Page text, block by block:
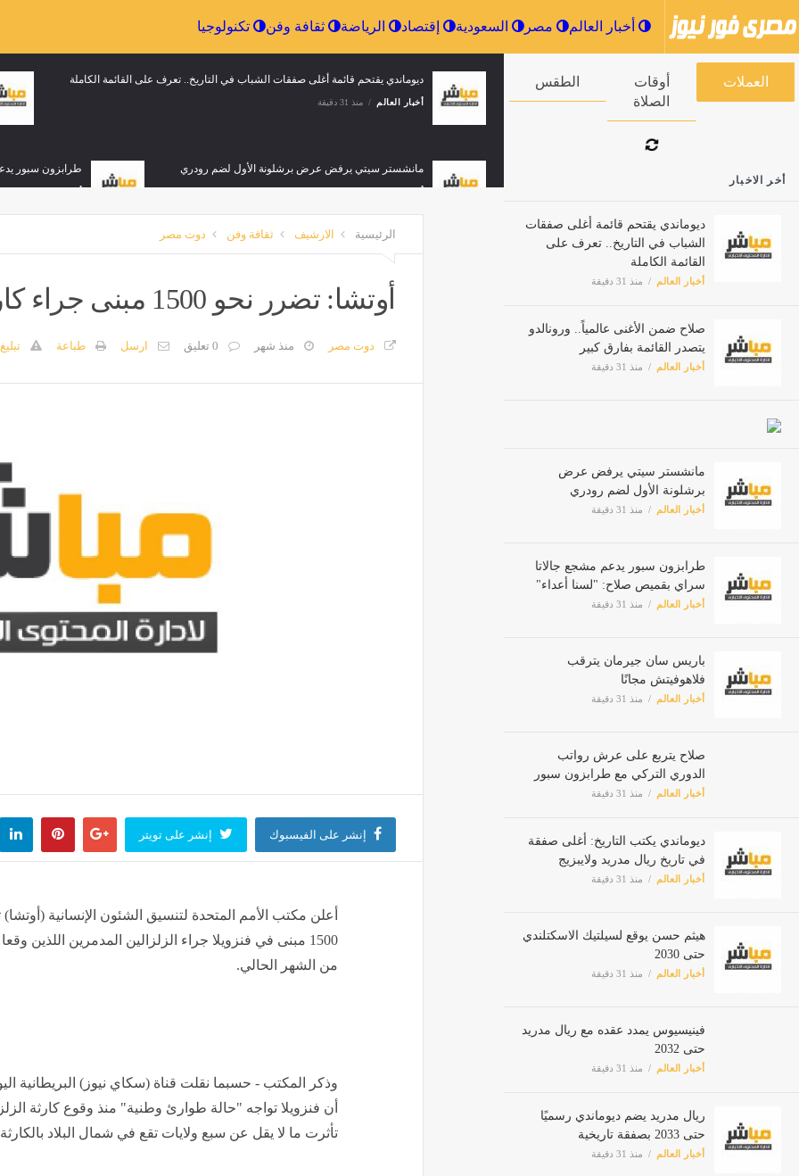
أخبار العالم مصر السعودية إقتصاد الرياضة ثقافة وفن
العملات أوقات الصلاة الطقس
أخر الاخبار
ديوماندي يقتحم قائمة أغلى صفقات
الشباب في التاريخ.. تعرف على
القائمة الكاملة
صلاح ضمن الأغنى عالمياً.. ورونالدو
يتصدر القائمة بفارق كبير
أخبار العالم منذ 31 دقيقة
برشلونة الأول لضم رودري
أخبار العالم منذ 31 دقيقة
سراي بقميص صلاح: "لسنا أعداء"
أخبار العالم منذ 31 دقيقة
فلاهوفيتش مجانًا
أخبار العالم منذ 31 دقيقة
الدوري التركي مع طرابزون سبور
أخبار العالم منذ 31 دقيقة
ديوماندي يكتب التاريخ: أغلى صفقة
في تاريخ ريال مدريد ولايبزيج
أخبار العالم منذ 31 دقيقة
هيثم حسن يوقع لسيلتيك الاسكتلندي
حتى 2030
أخبار العالم منذ 31 دقيقة
فينيسيوس يمدد عقده مع ريال
مدريد حتى 2032
أخبار العالم منذ 31 دقيقة
ريال مدريد يضم ديوماندي رسميًا
حتى 2033 بصفقة تاريخية
أخبار العالم منذ 31 دقيقة
ديوماندي يقتحم قائمة أغلى صفقات الشباب في التاريخ.. تعرف على القائمة الكاملة
أخبار العالم منذ 31 دقيقة
مانشستر سيتي يرفض عرض برشلونة الأول لضم رودري طرابزون سبور
باريس سان جيرمان يترقب فلاهوفيتش مجانًا
أخبار العالم
أخبار العالم منذ 31 دقيقة
ديوماندي يكتب التاريخ: أغلى صفقة في تاريخ ريال مدريد ولايبزيج هيثم حسن
الرئيسية الارشيف ثقافة وفن دوت مصر
أوتشا: تضرر نحو 1500 مبنى جراء كارثة الزلزالين في فنزويلا
دوت مصر منذ شهر 0 تعليق ارسل طباعة تبليغ
إنشر على الفيسبوك إنشر على تويتر
أعلن مكتب الأمم المتحدة لتنسيق الشئون الإنسانية
من الشهر الحالي.
وذكر المكتب - حسبما نقلت قناة (سكاي نيوز) البريطانية
أن فنزويلا تواجه "حالة طوارئ وطنية" منذ وقوع كارثة
تأثرت ما لا يقل عن سبع ولايات تقع في شمال البلاد